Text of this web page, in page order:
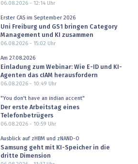
06.08.2026 - 12:14Uhr
Erster CAS im September 2026
Uni Freiburg und GS1 bringen Category
Management und KI zusammen
06.08.2026 - 15:02 Uhr
Am 27.08.2026
Einladung zum Webinar: Wie E-ID und KI-
Agenten das cIAM herausfordern
06.08.2026 - 10:49 Uhr
"You don't have an indian accent"
Der erste Arbeitstag eines
Telefonbetrügers
06.08.2026 - 10:59 Uhr
Ausblick auf zHBM und zNAND-O
Samsung geht mit KI-Speicher in die
dritte Dimension